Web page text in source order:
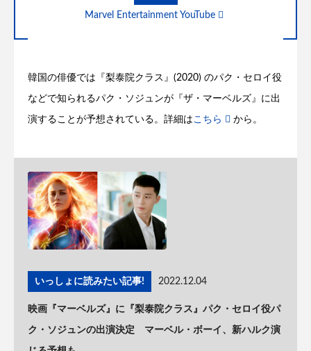
Marvel Entertainment YouTube
韓国の俳優では『梨泰院クラス』(2020) のパク・セロイ役
などで知られるパク・ソジュンが『ザ・マーベルズ』に出
演することが予想されている。詳細は こちら から。
いっしょに読みたい記事! 2022.12.04
映画『マーベルズ』に『梨泰院クラス』パク・セロイ役パ
ク・ソジュンの出演決定 マーベル・ボーイ、新ハルク演